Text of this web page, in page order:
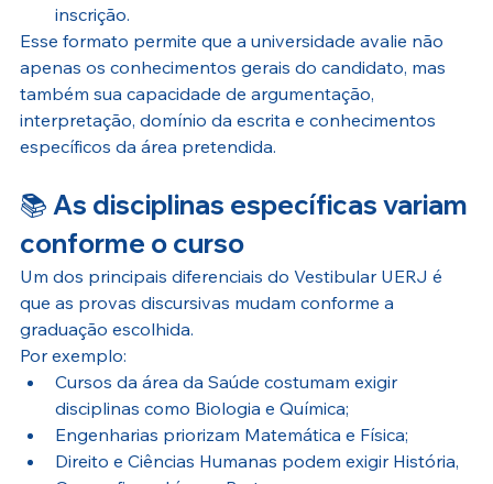
inscrição.
Esse formato permite que a universidade avalie não
apenas os conhecimentos gerais do candidato, mas
também sua capacidade de argumentação,
interpretação, domínio da escrita e conhecimentos
específicos da área pretendida.
📚 As disciplinas específicas variam
conforme o curso
Um dos principais diferenciais do Vestibular UERJ é
que as provas discursivas mudam conforme a
graduação escolhida.
Por exemplo:
Cursos da área da Saúde costumam exigir
disciplinas como Biologia e Química;
Engenharias priorizam Matemática e Física;
Direito e Ciências Humanas podem exigir História,